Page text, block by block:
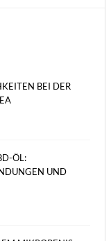
BEI DER
ÖL:
UND